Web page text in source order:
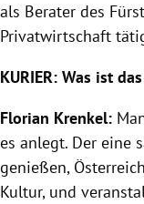
Untermenü
als Berater des
Privatwirtschaft
KURIER: Was ist
Florian Krenkel:
es anlegt. Der eine
genießen,
Kultur, und